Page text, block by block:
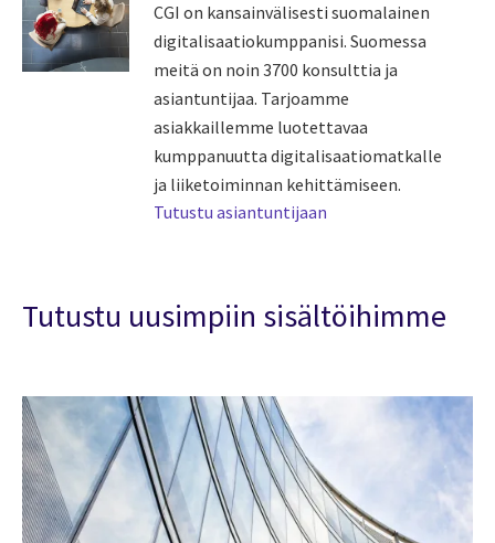
CGI on kansainvälisesti suomalainen
digitalisaatiokumppanisi. Suomessa
meitä on noin 3700 konsulttia ja
asiantuntijaa. Tarjoamme
asiakkaillemme luotettavaa
kumppanuutta digitalisaatiomatkalle
ja liiketoiminnan kehittämiseen.
Tutustu asiantuntijaan
Tutustu uusimpiin sisältöihimme